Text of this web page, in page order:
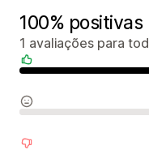
100% positivas
1 avaliações para